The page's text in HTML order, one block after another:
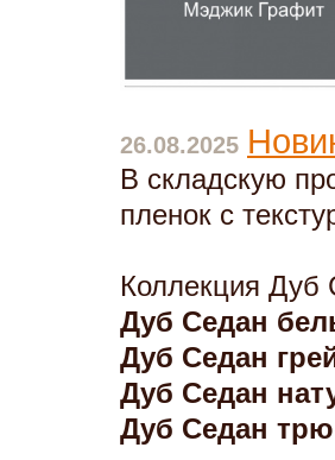
26.08.2025
В складскую
пленок с
Коллекция Дуб
Дуб Седан
Дуб Седан
Дуб Седан
Дуб Седан